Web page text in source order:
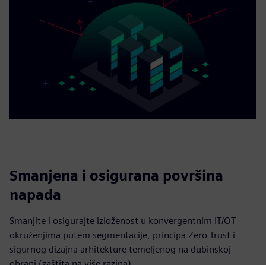
Smanjena i osigurana površina
napada
Smanjite i osigurajte izloženost u konvergentnim IT/OT
okruženjima putem segmentacije, principa Zero Trust i
sigurnog dizajna arhitekture temeljenog na dubinskoj